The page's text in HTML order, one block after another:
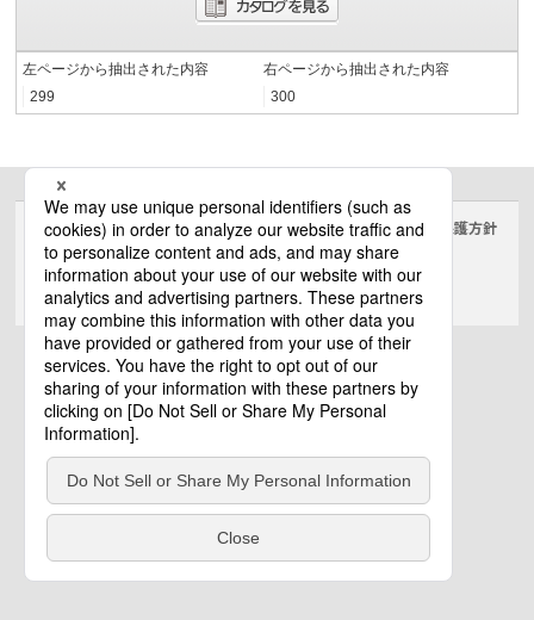
左ページから抽出された内容
299
右ページから抽出された内容
300
サイトのご利用にあたって クッキーポリシー 個人情報保護方針
電気・建築設備（ビジネス）
© Panasonic Electric Works Co., Ltd.